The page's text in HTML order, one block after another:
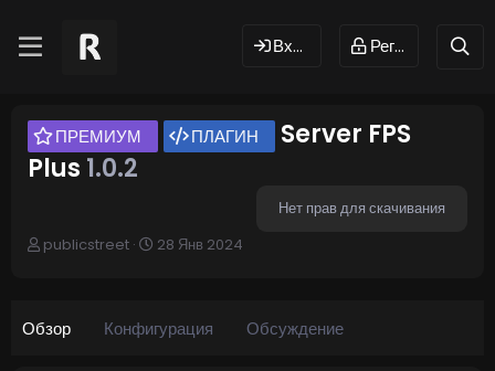
Вход Регистрация
ПРЕМИУМ ПЛАГИН
Server FPS
Plus 1.0.2
Нет прав для скачивания
А
р
publicstreet
Д
с
о
28 Янв 2024
Обзор Конфигурация Обсуждение